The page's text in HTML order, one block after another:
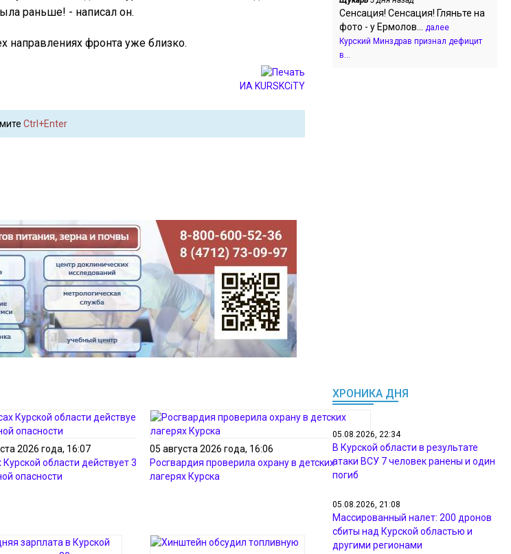
раньше! - написал он.
направлениях фронта уже близко.
ИА KURSKCiTY
Ctrl+Enter
2026 года, 16:07
Курской области действует 3-й класс
опасности
05 августа 2026 года, 16:06
Росгвардия проверила охрану в детских
лагерях Курска
Сенсация! Сенсация! Гляньте на
фото - у Ермолов... далее
Курский Минздрав признал дефицит
в...
ХРОНИКА ДНЯ
05.08.2026, 22:34
В Курской области в результате
атаки ВСУ 7 человек ранены и один
погиб
05.08.2026, 21:08
Массированный налет: 200 дронов
сбиты над Курской областью и
другими регионами